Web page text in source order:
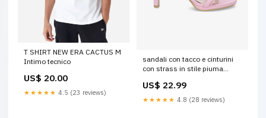
T SHIRT NEW ERA CACTUS M
Intimo tecnico
US$ 20.00
★★★★★ 4.5 (23 reviews)
sandali con tacco e cinturini
con strass in stile piuma
US$ 22.99
★★★★★ 4.8 (28 reviews)